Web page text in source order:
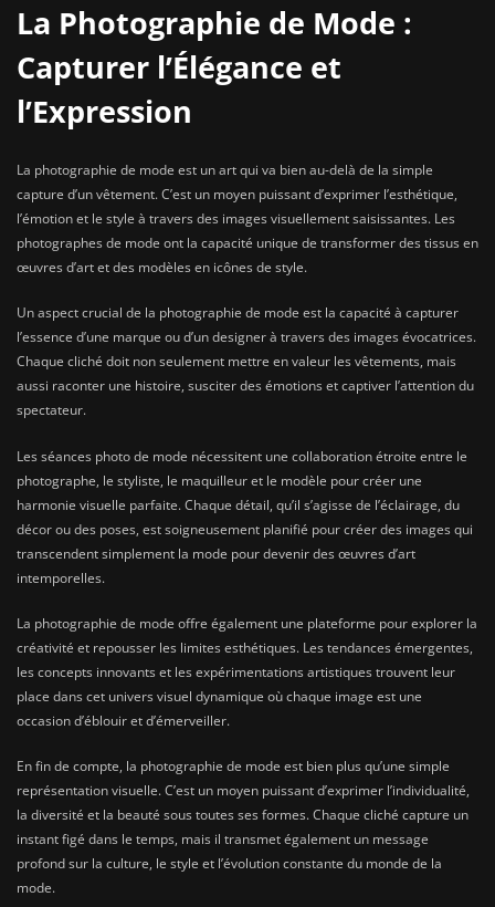
La Photographie de Mode :
Capturer l’Élégance et
l’Expression
La photographie de mode est un art qui va bien au-delà de la simple
capture d’un vêtement. C’est un moyen puissant d’exprimer l’esthétique,
l’émotion et le style à travers des images visuellement saisissantes. Les
photographes de mode ont la capacité unique de transformer des tissus en
œuvres d’art et des modèles en icônes de style.
Un aspect crucial de la photographie de mode est la capacité à capturer
l’essence d’une marque ou d’un designer à travers des images évocatrices.
Chaque cliché doit non seulement mettre en valeur les vêtements, mais
aussi raconter une histoire, susciter des émotions et captiver l’attention du
spectateur.
Les séances photo de mode nécessitent une collaboration étroite entre le
photographe, le styliste, le maquilleur et le modèle pour créer une
harmonie visuelle parfaite. Chaque détail, qu’il s’agisse de l’éclairage, du
décor ou des poses, est soigneusement planifié pour créer des images qui
transcendent simplement la mode pour devenir des œuvres d’art
intemporelles.
La photographie de mode offre également une plateforme pour explorer la
créativité et repousser les limites esthétiques. Les tendances émergentes,
les concepts innovants et les expérimentations artistiques trouvent leur
place dans cet univers visuel dynamique où chaque image est une
occasion d’éblouir et d’émerveiller.
En fin de compte, la photographie de mode est bien plus qu’une simple
représentation visuelle. C’est un moyen puissant d’exprimer l’individualité,
la diversité et la beauté sous toutes ses formes. Chaque cliché capture un
instant figé dans le temps, mais il transmet également un message
profond sur la culture, le style et l’évolution constante du monde de la
mode.